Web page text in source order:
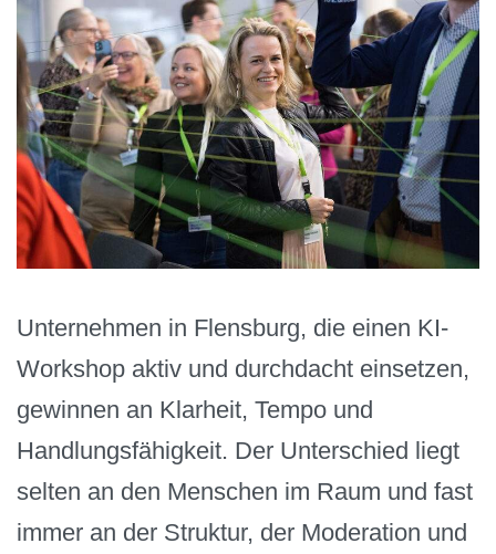
Unternehmen in Flensburg, die einen KI-
Workshop aktiv und durchdacht einsetzen,
gewinnen an Klarheit, Tempo und
Handlungsfähigkeit. Der Unterschied liegt
selten an den Menschen im Raum und fast
immer an der Struktur, der Moderation und